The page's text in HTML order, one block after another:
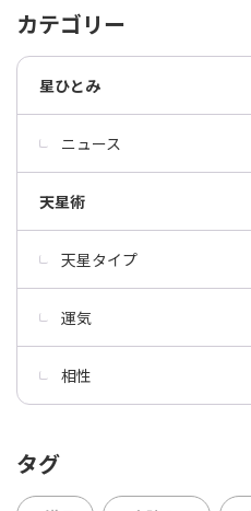
カテゴリー
星ひとみ
ニュース
天星術
天星タイプ
運気
相性
タグ